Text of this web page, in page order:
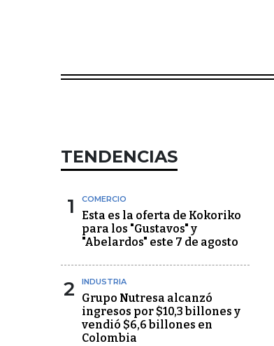
TENDENCIAS
1 COMERCIO
Esta es la oferta de Kokoriko
para los "Gustavos" y
"Abelardos" este 7 de agosto
2 INDUSTRIA
Grupo Nutresa alcanzó
ingresos por $10,3 billones y
vendió $6,6 billones en
Colombia